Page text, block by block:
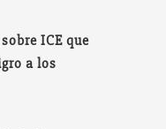
ICE que
a los